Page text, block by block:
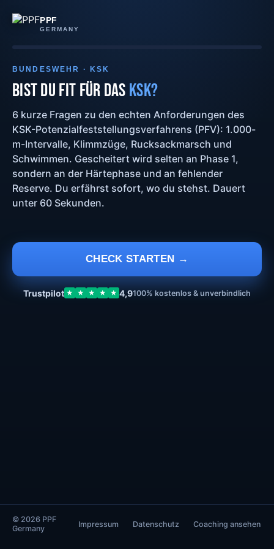
PPF
GERMANY
BUNDESWEHR · KSK
BIST DU FIT FÜR DASKSK?
6 kurze Fragen zu den echten Anforderungen des
KSK-Potenzialfeststellungsverfahrens (PFV): 1.000-
m-Intervalle, Klimmzüge, Rucksackmarsch und
Schwimmen. Gescheitert wird selten an Phase 1,
sondern an der Härtephase und an fehlender
Reserve. Du erfährst sofort, wo du stehst. Dauert
unter 60 Sekunden.
CHECK STARTEN →
Trustpilot ★ ★ ★ ★ ★ 4,9100% kostenlos & unverbindlich
© 2026 PPF
Germany
Impressum Datenschutz Coaching ansehen